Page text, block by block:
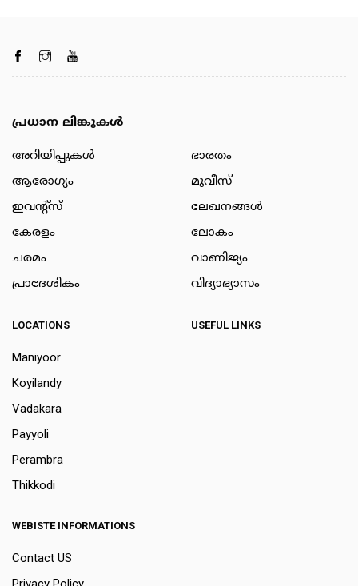
പ്രധാന ലിങ്കുകൾ
അറിയിപ്പുകള്‍
ആരോഗ്യം
ഇവന്റ്സ്
കേരളം
ചരമം
പ്രാദേശികം
ഭാരതം
മൂവീസ്
ലേഖനങ്ങള്‍
ലോകം
വാണിജ്യം
വിദ്യാഭ്യാസം
LOCATIONS
Maniyoor
Koyilandy
Vadakara
Payyoli
Perambra
Thikkodi
USEFUL LINKS
WEBISTE INFORMATIONS
Contact US